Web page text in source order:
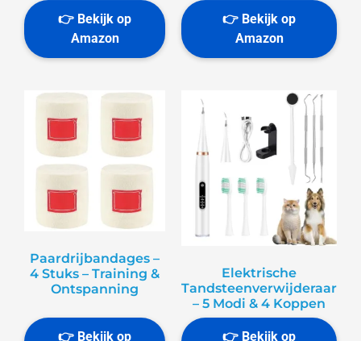
Paardrijbandages –
4 Stuks – Training &
Ontspanning
Elektrische
Tandsteenverwijderaar
– 5 Modi & 4 Koppen